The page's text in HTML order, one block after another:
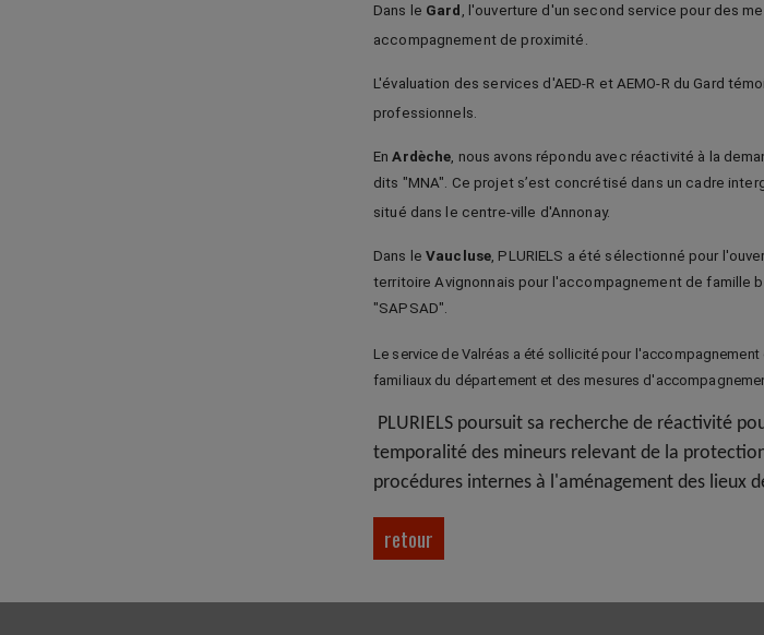
Dans le Gard
l'ouverture d'un second service pour des
accompagnement de proximité.
L'évaluation des services d'AED-R et AEMO-R du Gard
professionnels.
EnArdèche , nous avons répondu avec réactivité à la
dits "MNA". Ce projet s’est concrétisé dans un cadre
situé dans le centre-ville d'Annonay.
Dans leVaucluse , PLURIELS a été sélectionné pour
territoire Avignonnais pour l'accompagnement de
"SAPSAD".
Le service de Valréas a été sollicité pour
familiaux du département et des mesures
PLURIELS poursuit sa recherche de réactivité
temporalité des mineurs relevant de la
procédures internes à l'aménagement des lieux
retour